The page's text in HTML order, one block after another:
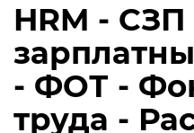
HRM -
- ФОТ -
труда -